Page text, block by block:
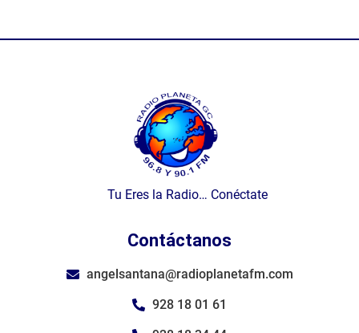
Tu Eres la Radio… Conéctate
Contáctanos
angelsantana@radioplanetafm.com
928 18 01 61